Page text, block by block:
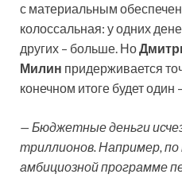
с материальным
колоссальная: у одних
других – больше. Но
Милин придерживается
конечном итоге будет один
— Бюджетные деньги
триллионов. Например,
амбициозной программе